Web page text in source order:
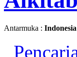
Antarmuka : Indonesia